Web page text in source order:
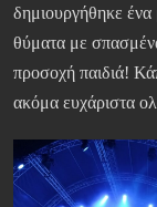
δημιουργήθηκε
θύματα με
προσοχή παιδιά!
ακόμα ευχάριστα